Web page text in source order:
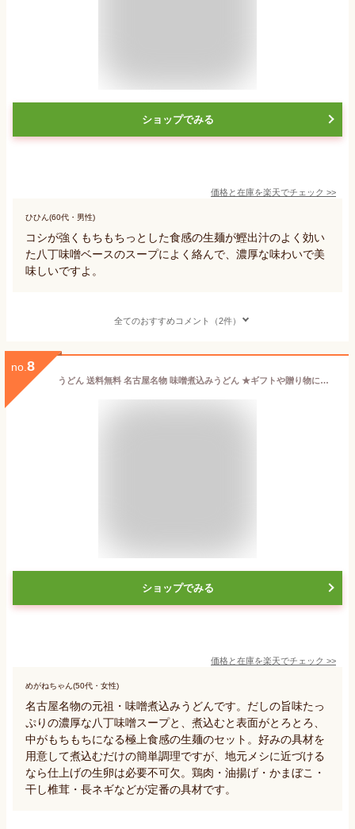
ショップでみる
価格と在庫を楽天でチェック >>
ひひん(60代・男性)
コシが強くもちもちっとした食感の生麺が鰹出汁のよく効い
た八丁味噌ベースのスープによく絡んで、濃厚な味わいで美
味しいですよ。
全てのおすすめコメント（2件）
no. 8
うどん 送料無料 名古屋名物 味噌煮込みうどん ★ギフトや贈り物にも喜ばれています★＼濃厚味噌ともちもち極上食感が人気／≪元祖・味噌煮込みうどん6食セット≫
ショップでみる
価格と在庫を楽天でチェック >>
めがねちゃん(50代・女性)
名古屋名物の元祖・味噌煮込みうどんです。だしの旨味たっ
ぷりの濃厚な八丁味噌スープと、煮込むと表面がとろとろ、
中がもちもちになる極上食感の生麺のセット。好みの具材を
用意して煮込むだけの簡単調理ですが、地元メシに近づける
なら仕上げの生卵は必要不可欠。鶏肉・油揚げ・かまぼこ・
干し椎茸・長ネギなどが定番の具材です。